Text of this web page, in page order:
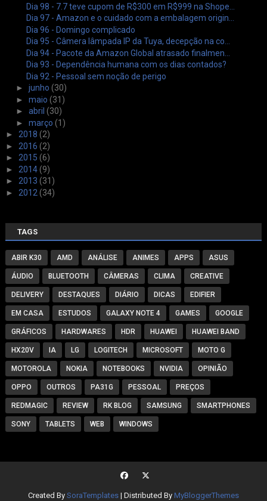
Dia 98 - 7.7 teve cupom de R$300 em R$999 na Shope...
Dia 97 - Amazon e o cuidado com a embalagem origin...
Dia 96 - Domingo complicado
Dia 95 - Câmera lâmpada IP da Tuya, decepção na co...
Dia 94 - Pacote da Amazon Global atrasado finalmen...
Dia 93 - Dependência humana com os dias contados?
Dia 92 - Pessoal sem noção de perigo
► junho (30)
► maio (31)
► abril (30)
► março (1)
► 2018 (2)
► 2016 (2)
► 2015 (6)
► 2014(9)
► 2013 (31)
► 2012 (34)
TAGS
ABIR K30 AMD ANÁLISE ANIMES APPS ASUS
ÁUDIO BLUETOOTH CÂMERAS CLIMA CREATIVE
DELIVERY DESTAQUES DIÁRIO DICAS EDIFIER
EM CASA ESTUDOS GALAXY NOTE 4 GAMES GOOGLE
GRÁFICOS HARDWARES HDR HUAWEI HUAWEI BAND
HX20V IA LG LOGITECH MICROSOFT MOTO G
MOTOROLA NOKIA NOTEBOOKS NVIDIA OPINIÃO
OPPO OUTROS PA31G PESSOAL PREÇOS
REDMAGIC REVIEW RK BLOG SAMSUNG SMARTPHONES
SONY TABLETS WEB WINDOWS
Created By SoraTemplates| Distributed By MyBloggerThemes